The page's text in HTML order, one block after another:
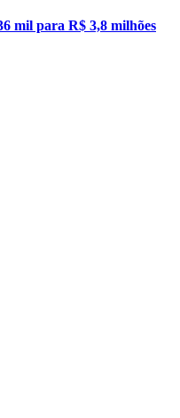
mil para R$ 3,8 milhões